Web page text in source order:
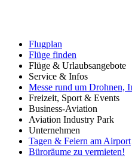
Flugplan
Flüge finden
Flüge & Urlaubsangebote
Service & Infos
Messe rund um Drohnen,
Freizeit, Sport & Events
Business-Aviation
Aviation Industry Park
Unternehmen
Tagen & Feiern am Airport
Büroräume zu vermieten!